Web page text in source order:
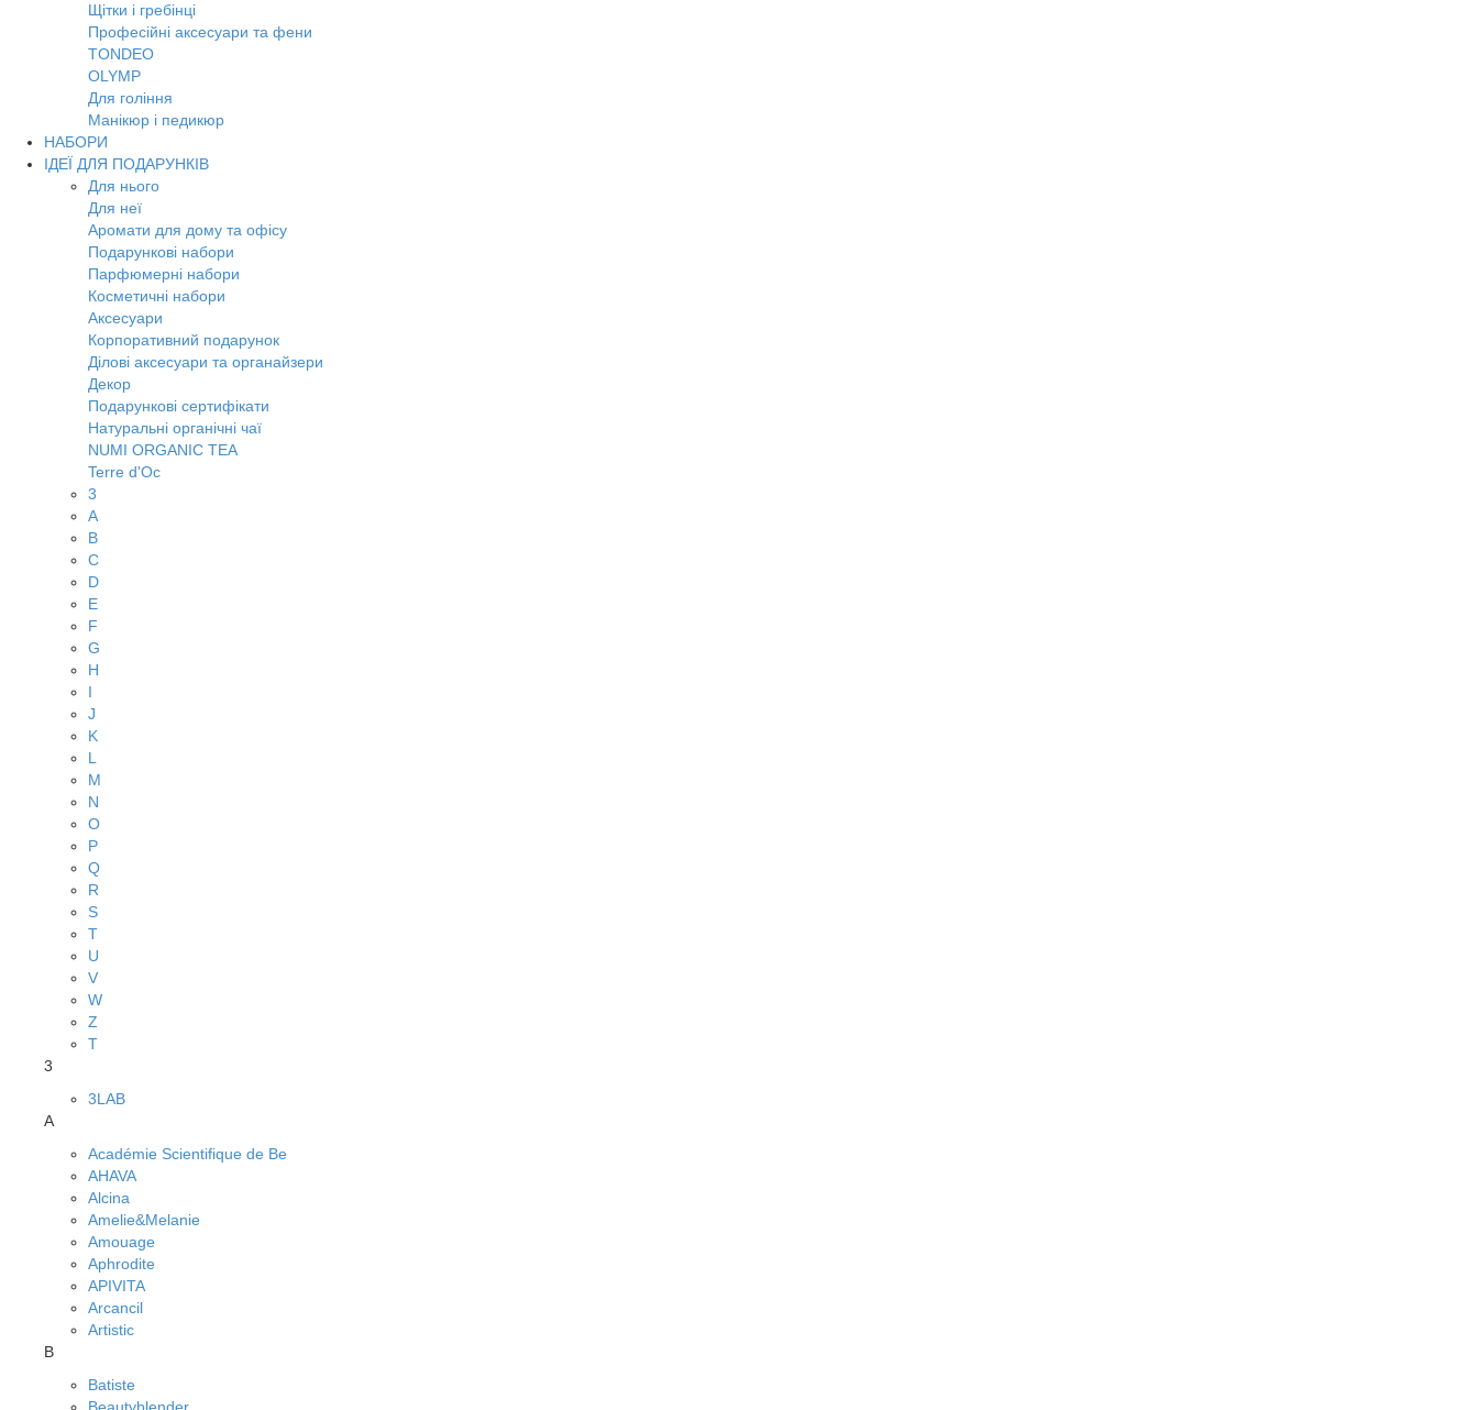
Щітки і гребінці
Професійні аксесуари та фени
TONDEO
OLYMP
Для гоління
Манікюр і педикюр
НАБОРИ
ІДЕЇ ДЛЯ ПОДАРУНКІВ
Для нього
Для неї
Аромати для дому та офісу
Подарункові набори
Парфюмерні набори
Косметичні набори
Аксесуари
Корпоративний подарунок
Ділові аксесуари та органайзери
Декор
Подарункові сертифікати
Натуральні органічні чаї
NUMI ORGANIC TEA
Terre d'Oc
3
A
B
C
D
E
F
G
H
I
J
K
L
M
N
O
P
Q
R
S
T
U
V
W
Z
Т
3
3LAB
A
Académie Scientifique de Be
AHAVA
Alcina
Amelie&Melanie
Amouage
Aphrodite
APIVITA
Arcancil
Artistic
B
Batiste